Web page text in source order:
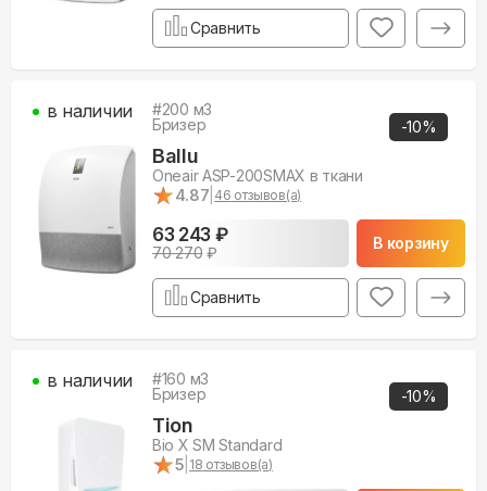
Сравнить
-10%
#200 м3
Бризер
Ballu
Oneair ASP-200SMAX в ткани
★
★4.87 46 отзывов(а)
63 243 ₽
70 270₽
В корзину
в наличии
Сравнить
-10%
#160 м3
Бризер
Tion
Bio X SM Standard
★
★5 18 отзывов(а)
в наличии